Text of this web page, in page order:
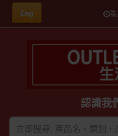
Eng
認識我